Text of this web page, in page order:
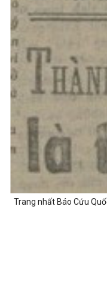
Trang nhất Báo Cứu